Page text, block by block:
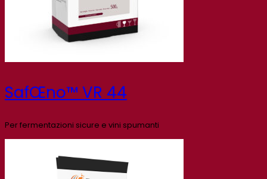
SafŒno™ VR 44
Per fermentazioni sicure e vini spumanti